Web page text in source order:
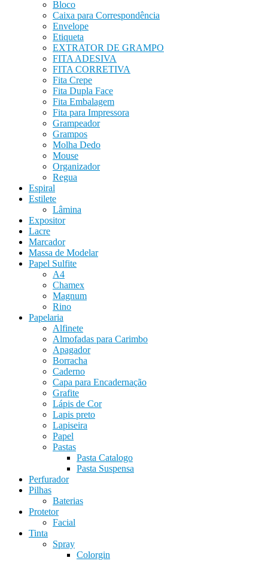
Bloco
Caixa para Correspondência
Envelope
Etiqueta
EXTRATOR DE GRAMPO
FITA ADESIVA
FITA CORRETIVA
Fita Crepe
Fita Dupla Face
Fita Embalagem
Fita para Impressora
Grampeador
Grampos
Molha Dedo
Mouse
Organizador
Regua
Espiral
Estilete
Lâmina
Expositor
Lacre
Marcador
Massa de Modelar
Papel Sulfite
A4
Chamex
Magnum
Rino
Papelaria
Alfinete
Almofadas para Carimbo
Apagador
Borracha
Caderno
Capa para Encadernação
Grafite
Lápis de Cor
Lapis preto
Lapiseira
Papel
Pastas
Pasta Catalogo
Pasta Suspensa
Perfurador
Pilhas
Baterias
Protetor
Facial
Tinta
Spray
Colorgin